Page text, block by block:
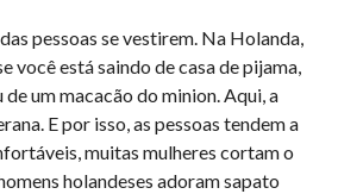
pessoas se vestirem. Na Holanda,
você está saindo de casa de pijama,
um macacão do minion. Aqui, a
E por isso, as pessoas tendem a
muitas mulheres cortam o
holandeses adoram sapato